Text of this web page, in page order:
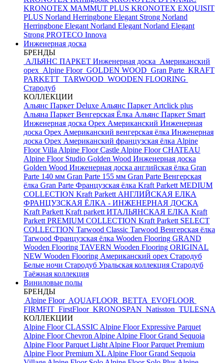
KRONOTEX MAMMUT PLUS KRONOTEX EXQUISIT
PLUS Norland Herringbone Elegant Strong Norland
Herringbone Elegant Norland Elegant Norland Elegant
Strong PROTECO Innova
Инженерная доска
БРЕНДЫ
АЛЬЯНС ПАРКЕТ Инженерная доска Американский
орех Alpine Floor GOLDEN WOOD Gran Parte KRAFT
PARKETT TARWOOD WOODEN FLOORING
Стародуб
КОЛЛЕКЦИИ
Альянс Паркет Deluxe Альянс Паркет Artclick plus
Альяна Паркет Венгерская Ёлка Альянс Паркет Smart
Инженерная доска Орех Американский Инженерная
доска Орех Американский венгерская ёлка Инженерная
доска Орех Американский французская ёлка Alpine
Floor Villa Alpine Floor Castle Alpine Floor CHATEAU
Alpine Floor Studio Golden Wood Инженерная доска
Golden Wood Инженерная доска английская ёлка Gran
Parte 140 мм Gran Parte 155 мм Gran Parte Венгерская
ёлка Gran Parte Французская ёлка Kraft Parkett MEDIUM
COLLECTION Kraft Parkett АНГЛИЙСКАЯ ЕЛКА
ФРАНЦУЗСКАЯ ЁЛКА - ИНЖЕНЕРНАЯ ДОСКА
Kraft Parkett Kraft parkett ИТАЛЬЯНСКАЯ ЕЛКА Kraft
Parkett PREMIUM COLLECTION Kraft Parkett SELECT
COLLECTION Tarwood Classic Tarwood Венгерская ёлка
Tarwood Французская ёлка Wooden Flooring GRAND
Wooden Flooring TAVERN Wooden Flooring ORIGINAL
NEW Wooden Flooring Американский орех Стародуб
Белые ночи Стародуб Уральская коллекция Стародуб
Таёжная коллекция
Виниловые полы
БРЕНДЫ
Alpine Floor AQUAFLOOR BETTA EVOFLOOR
FIRMFIT FirstFloor KRONOSPAN Natisston TULESNA
КОЛЛЕКЦИИ
Alpine Floor CLASSIC Alpine Floor Expressive Parquet
Alpine Floor Chevron Alpine Alpine Floor Grand Sequoia
Alpine Floor Parquet Light Alpine Floor Parquet Premium
Alpine Floor Premium XL Alpine Floor Grand Sequoia